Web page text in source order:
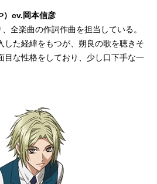
）cv.岡本信彦
全楽曲の作詞作曲を担当している。
した経緯をもつが、朔良の歌を聴きそ
目な性格をしており、少し口下手な一